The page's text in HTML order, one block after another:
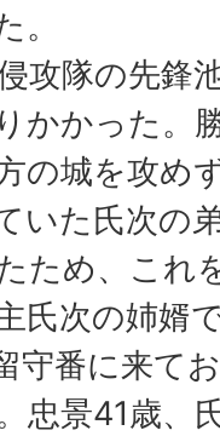
。
攻隊の先鋒
かかった。
の城を攻め
いた氏次の
ため、これ
氏次の姉婿
守番に来て
忠景41歳、